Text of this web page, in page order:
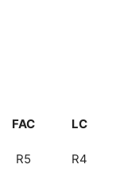
FAC LC
R5 R4